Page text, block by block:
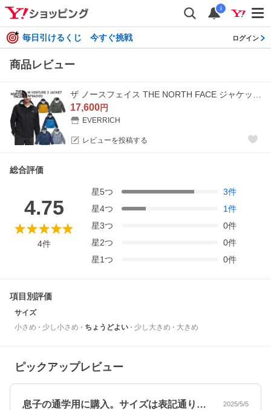
i
毎日引けるくじ 今すぐ挑戦 ログイン
商品レビュー
17,600円
EVERRICH
レビューを投稿する
総合評価
4.75
4件
星5つ 3件
星4つ 1件
星3つ 0件
星2つ 0件
星1つ 0件
項目別評価
サイズ
小さめ
少し小さめ ちょうどよい 少し大きめ 大きめ
ピックアップレビュー
息子の通学用に購入。サイズは表記通りで… 2025/5/5